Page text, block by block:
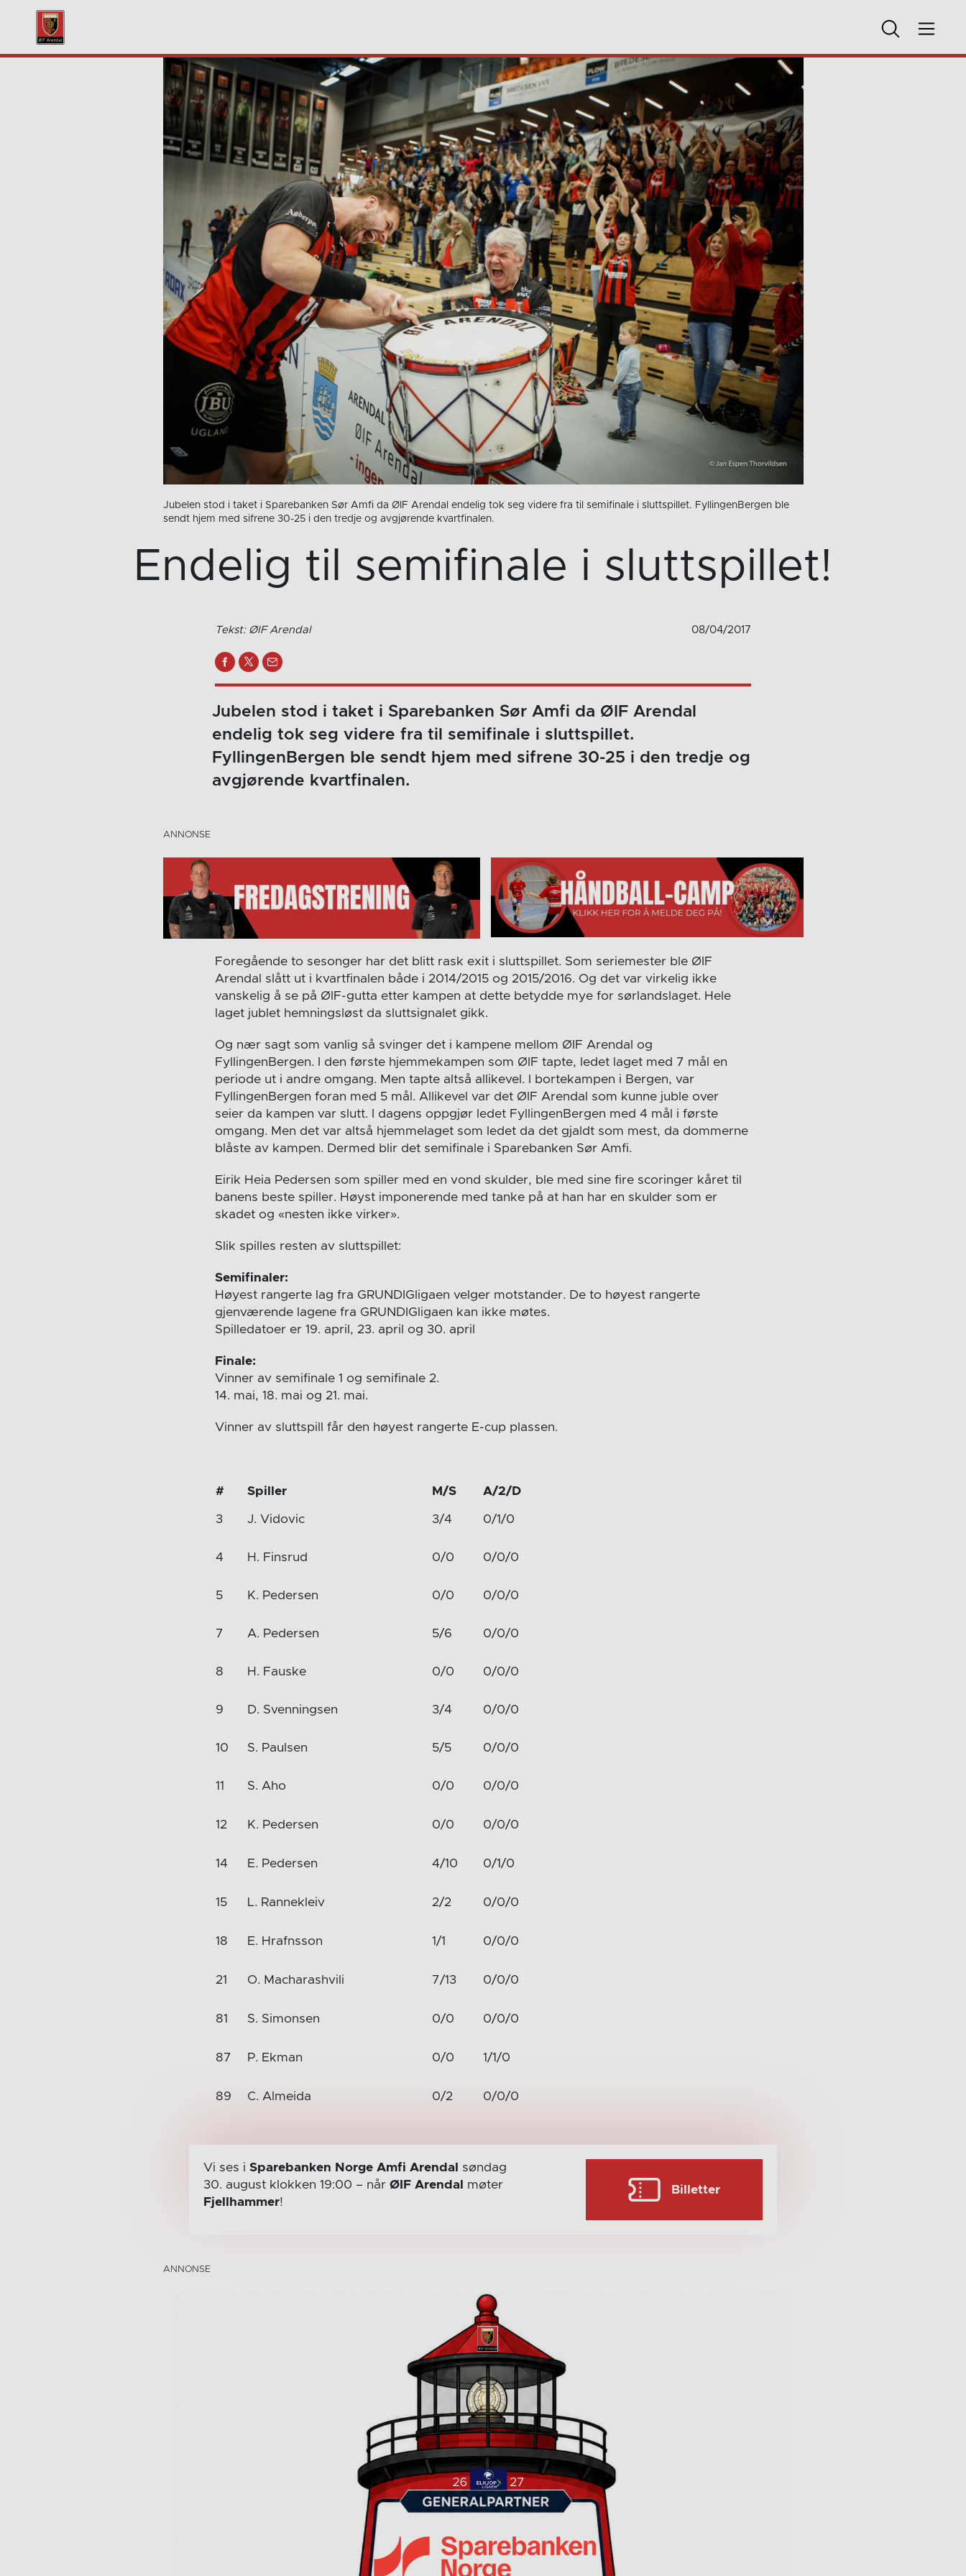
Jubelen stod i taket i Sparebanken Sør Amfi da ØIF Arendal endelig tok seg videre fra til semifinale i sluttspillet. FyllingenBergen ble
sendt hjem med sifrene 30-25 i den tredje og avgjørende kvartfinalen.
Endelig til semifinale i sluttspillet!
Tekst: ØIF Arendal 08/04/2017
Jubelen stod i taket i Sparebanken Sør Amfi da ØIF Arendal
endelig tok seg videre fra til semifinale i sluttspillet.
FyllingenBergen ble sendt hjem med sifrene 30-25 i den tredje og
avgjørende kvartfinalen.
Foregående to sesonger har det blitt rask exit i sluttspillet. Som seriemester ble ØIF
Arendal slått ut i kvartfinalen både i 2014/2015 og 2015/2016. Og det var virkelig ikke
vanskelig å se på ØIF-gutta etter kampen at dette betydde mye for sørlandslaget. Hele
laget jublet hemningsløst da sluttsignalet gikk.
Og nær sagt som vanlig så svinger det i kampene mellom ØIF Arendal og
FyllingenBergen. I den første hjemmekampen som ØIF tapte, ledet laget med 7 mål en
periode ut i andre omgang. Men tapte altså allikevel. I bortekampen i Bergen, var
FyllingenBergen foran med 5 mål. Allikevel var det ØIF Arendal som kunne juble over
seier da kampen var slutt. I dagens oppgjør ledet FyllingenBergen med 4 mål i første
omgang. Men det var altså hjemmelaget som ledet da det gjaldt som mest, da dommerne
blåste av kampen. Dermed blir det semifinale i Sparebanken Sør Amfi.
Eirik Heia Pedersen som spiller med en vond skulder, ble med sine fire scoringer kåret til
banens beste spiller. Høyst imponerende med tanke på at han har en skulder som er
skadet og «nesten ikke virker».
Slik spilles resten av sluttspillet:
Semifinaler:
Høyest rangerte lag fra GRUNDIGligaen velger motstander. De to høyest rangerte
gjenværende lagene fra GRUNDIGligaen kan ikke møtes.
Spilledatoer er 19. april, 23. april og 30. april
Finale:
Vinner av semifinale 1 og semifinale 2.
14. mai, 18. mai og 21. mai.
Vinner av sluttspill får den høyest rangerte E-cup plassen.
# Spiller M/S A/2/D
3 J. Vidovic 3/4 0/1/0
4 H. Finsrud 0/0 0/0/0
5 K. Pedersen 0/0 0/0/0
7 A. Pedersen 5/6 0/0/0
8 H. Fauske 0/0 0/0/0
9 D. Svenningsen 3/4 0/0/0
10 S. Paulsen 5/5 0/0/0
11 S. Aho 0/0 0/0/0
12 K. Pedersen 0/0 0/0/0
14 E. Pedersen 4/10 0/1/0
15 L. Rannekleiv 2/2 0/0/0
18 E. Hrafnsson 1/1 0/0/0
21 O. Macharashvili 7/13 0/0/0
81 S. Simonsen 0/0 0/0/0
87 P. Ekman 0/0 1/1/0
89 C. Almeida 0/2 0/0/0
Vi ses i Sparebanken Norge Amfi Arendal
søndag
30. august klokken 19:00 – når ØIF Arendal
møter
Fjellhammer!
Billetter